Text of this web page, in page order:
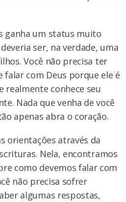
ganha um status muito
ser, na verdade, uma
Você não precisa ter
falar com Deus porque ele é
realmente conhece seu
Nada que venha de você
apenas abra o coração.
orientações através da
Nela, encontramos
como devemos falar com
não precisa sofrer
algumas respostas,